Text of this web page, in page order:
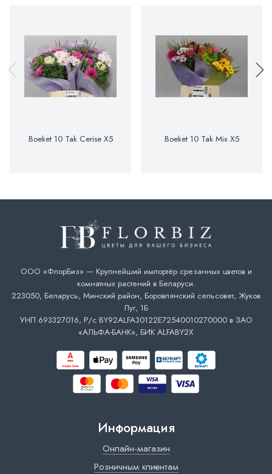
Boeket 10 Tak Cerise X5 Boeket 10 Tak Mix X5
ООО «ФлорБиз» — Крупнейший импортёр срезанных цветов и
комнатных растений в Беларуси.
223050, Беларусь, Минский район, Боровлянский сельсовет, Жуков
Луг, 1Б
УНП 693327016, Р/с BY92ALFA30122E72540010270000 в ЗАО
«АЛЬФА-БАНК», БИК ALFABY2X
Информация
Онлайн-магазин
Розничным клиентам